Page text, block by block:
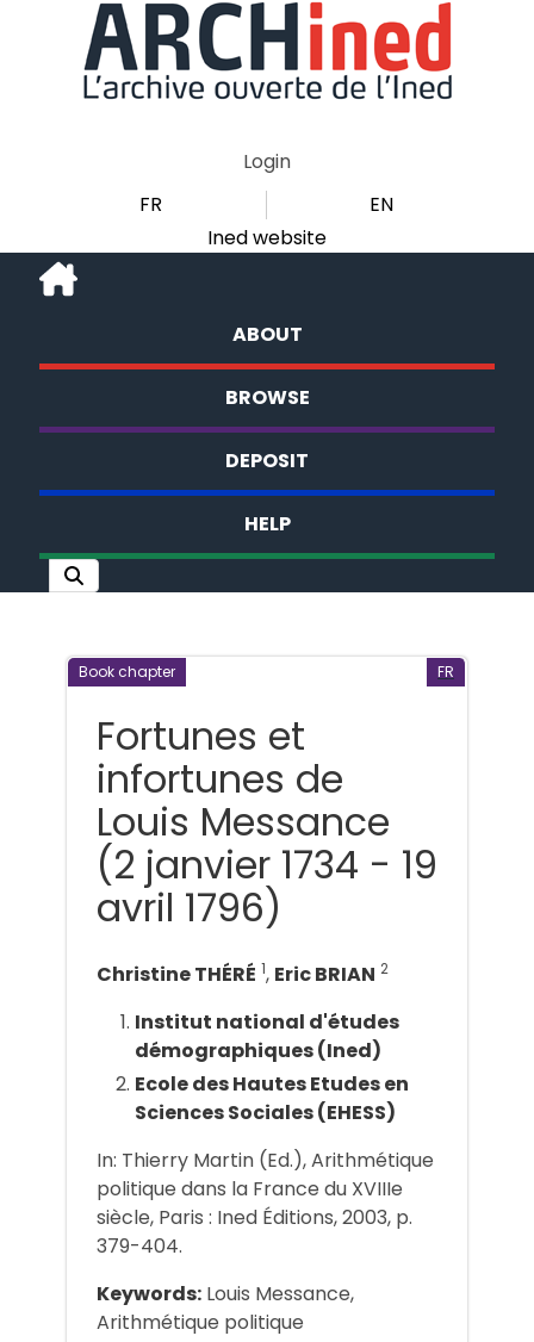
Login
FR
EN
Ined website
ABOUT
BROWSE
DEPOSIT
HELP
Book chapter FR
Fortunes et
infortunes de
Louis Messance
(2 janvier 1734 - 19
avril 1796)
Christine THÉRÉ 1, Eric BRIAN 2
Institut national d'études
démographiques (Ined)
Ecole des Hautes Etudes en
Sciences Sociales (EHESS)
In: Thierry Martin (Ed.), Arithmétique
politique dans la France du XVIIIe
siècle, Paris : Ined Éditions, 2003, p.
379-404.
Keywords: Louis Messance,
Arithmétique politique